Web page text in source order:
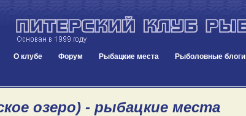
О клубе Форум Рыбацкие места Рыболовные блоги
озеро) - рыбацкие места